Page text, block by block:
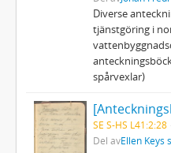
Diverse
tjänstgöring i
spårvexlar)
SE S-HS L41:2:28
Del avEllen Keys